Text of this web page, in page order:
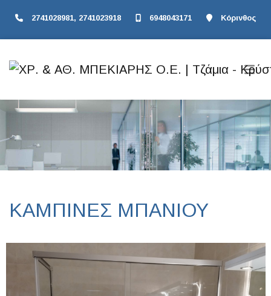
2741028981, 2741023918 6948043171 Κόρινθος
ΚΑΜΠΙΝΕΣ ΜΠΑΝΙΟΥ